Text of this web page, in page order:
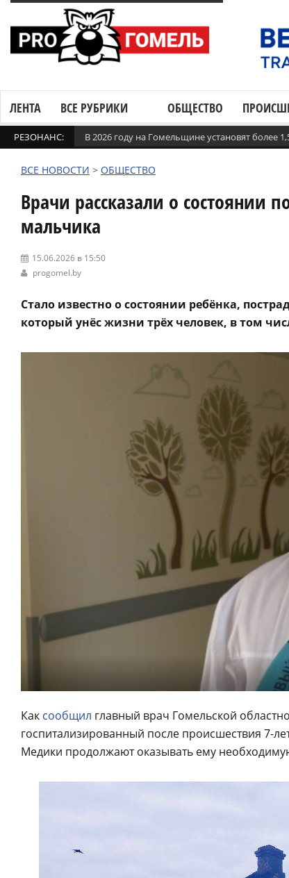
ЛЕНТА ВСЕ РУБРИКИ ОБЩЕСТВО
РЕЗОНАНС: В 2026 году на Гомельщине установят более
ВСЕ НОВОСТИ > ОБЩЕСТВО
Врачи рассказали о состоянии
мальчика
15.06.2026 в 15:50
progomel.by
Стало известно о состоянии ребёнка,
который унёс жизни трёх человек, в том
Как сообщил главный врач Гомельской
госпитализированный после происшествия 7-
Медики продолжают оказывать ему